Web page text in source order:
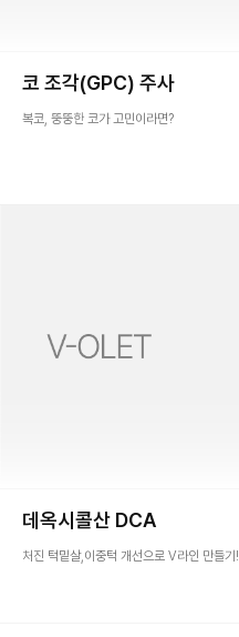
코 조각(GPC) 주사
복코, 뚱뚱한 코가 고민이라면?
데옥시콜산 DCA
처진 턱밑살,이중턱 개선으로 V라인 만들기!